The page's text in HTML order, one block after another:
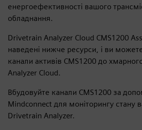
енергоефективності вашого
обладнання.
Drivetrain Analyzer Cloud CMS1200
наведені нижче ресурси, і ви
канали активів CMS1200 до
Analyzer Cloud.
Вбудовуйте канали CMS1200 за
Mindconnect для моніторингу стану
Drivetrain Analyzer.